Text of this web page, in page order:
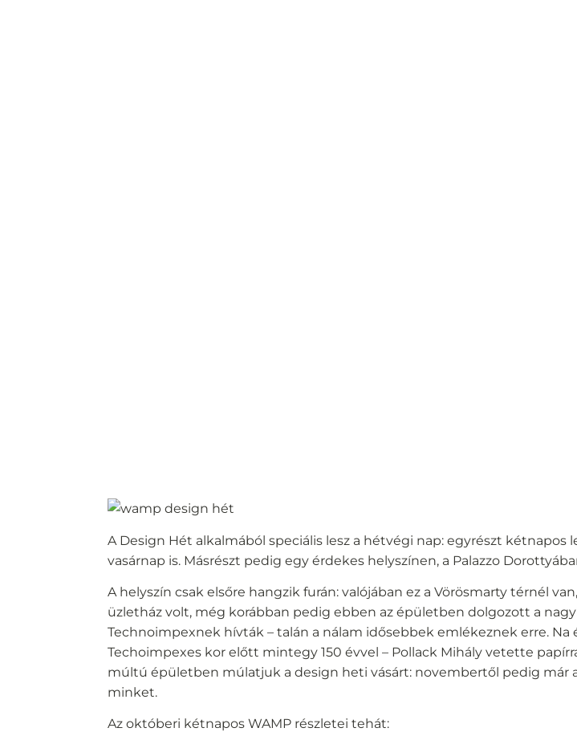
A Design Hét alkalmából speciális lesz a hétvégi nap: egyrészt kétnapos
vasárnap is. Másrészt pedig egy érdekes helyszínen, a Palazzo
A helyszín csak elsőre hangzik furán: valójában ez a Vörösmarty térnél
üzletház volt, még korábban pedig ebben az épületben dolgozott a
Technoimpexnek hívták – talán a nálam idősebbek emlékeznek erre. Na
Techoimpexes kor előtt mintegy 150 évvel – Pollack Mihály vetette
múltú épületben múlatjuk a design heti vásárt: novembertől pedig már
minket.
Az októberi kétnapos WAMP részletei tehát: